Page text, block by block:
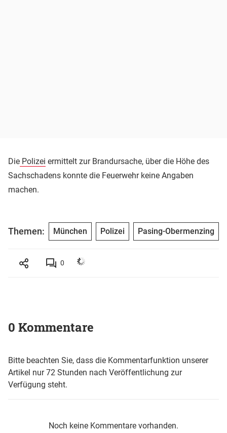
Die Polizei ermittelt zur Brandursache, über die Höhe des
Sachschadens konnte die Feuerwehr keine Angaben
machen.
Themen: München Polizei Pasing-Obermenzing
0
0 Kommentare
Bitte beachten Sie, dass die Kommentarfunktion unserer
Artikel nur 72 Stunden nach Veröffentlichung zur
Verfügung steht.
Noch keine Kommentare vorhanden.